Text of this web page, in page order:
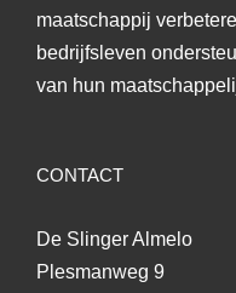
maatschappij
bedrijfsleven
van hun
CONTACT
De Slinger Almelo
Plesmanweg 9